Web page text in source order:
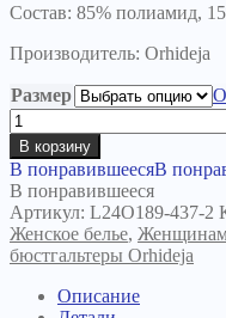
Состав: 85% полиамид,
Производитель: Orhideja
Размер
Количество
товара
Бюстгальтер
Деррил
189-
437
серебристый
пион
В корзину
В понравившеесяВ
В понравившееся
Артикул: L24O189-437-2
Женское белье,
бюстгальтеры Orhideja
Описание